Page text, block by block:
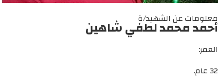
معلومات عن الشهيد/ة
أحمد محمد لطفي شاهين
العمر:
32 عام.